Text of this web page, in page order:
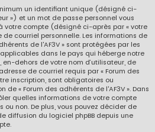
un identifiant unique (désigné ci-
») et un mot de passe personnel vous
votre compte (désigné ci-après par « votre
courriel personnelle. Les informations de
de l'AF3V » sont protégées par les
dans le pays qui héberge notre
en-dehors de votre nom d’utilisateur, de
de courriel requis par « Forum des
inscription, sont obligatoires ou
« Forum des adhérents de l'AF3V ». Dans
quelles informations de votre compte
non. De plus, vous pouvez décider de
diffusion du logiciel phpBB depuis une